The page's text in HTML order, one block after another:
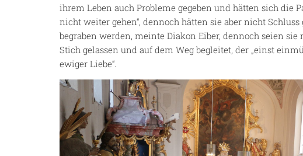
ihrem Leben auch Probleme gegeben und hätten sich die
nicht weiter gehen“, dennoch hätten sie aber nicht
begraben werden, meinte Diakon Eiber, dennoch seien
Stich gelassen und auf dem Weg begleitet, der „einst
ewiger Liebe“.